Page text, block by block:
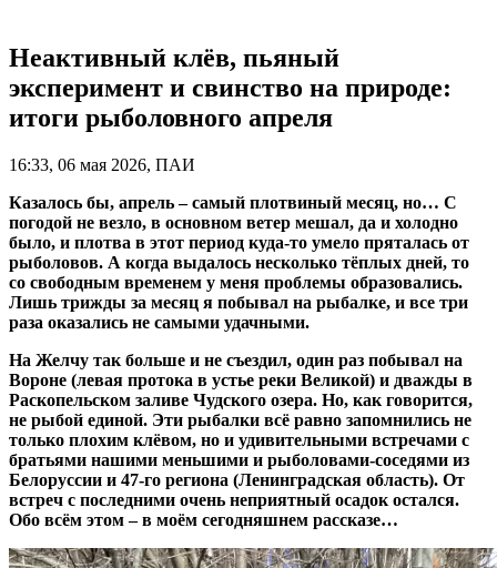
Неактивный клёв, пьяный
эксперимент и свинство на природе:
итоги рыболовного апреля
16:33, 06 мая 2026, ПАИ
Казалось бы, апрель – самый плотвиный месяц, но… С
погодой не везло, в основном ветер мешал, да и холодно
было, и плотва в этот период куда-то умело пряталась от
рыболовов. А когда выдалось несколько тёплых дней, то
со свободным временем у меня проблемы образовались.
Лишь трижды за месяц я побывал на рыбалке, и все три
раза оказались не самыми удачными.
На Желчу так больше и не съездил, один раз побывал на
Вороне (левая протока в устье реки Великой) и дважды в
Раскопельском заливе Чудского озера. Но, как говорится,
не рыбой единой. Эти рыбалки всё равно запомнились не
только плохим клёвом, но и удивительными встречами с
братьями нашими меньшими и рыболовами-соседями из
Белоруссии и 47-го региона (Ленинградская область). От
встреч с последними очень неприятный осадок остался.
Обо всём этом – в моём сегодняшнем рассказе…